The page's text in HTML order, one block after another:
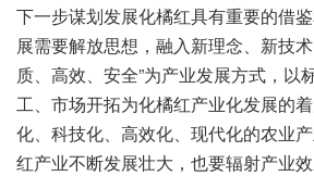
下一步谋划发展化橘红具有重要的借
展需要解放思想，融入新理念、新技
质、高效、安全”为产业发展方式，以
工、市场开拓为化橘红产业化发展的
化、科技化、高效化、现代化的农业
红产业不断发展壮大，也要辐射产业